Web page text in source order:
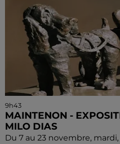
9h43
MAINTENON -
MILO DIAS
Du 7 au 23 novembre,